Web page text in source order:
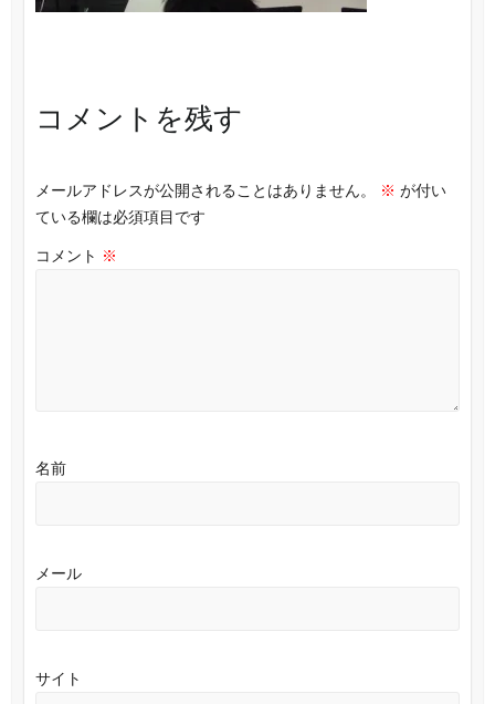
コメントを残す
メールアドレスが公開されることはありません。 ※ が付い
ている欄は必須項目です
コメント ※
名前
メール
サイト